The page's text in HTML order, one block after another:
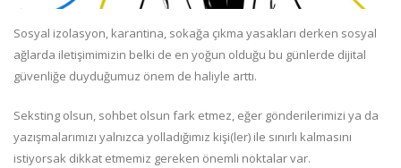
Sosyal izolasyon, karantina, sokağa çıkma yasakları derken sosyal
ağlarda iletişimimizin belki de en yoğun olduğu bu günlerde dijital
güvenliğe duyduğumuz önem de haliyle arttı.
Seksting olsun, sohbet olsun fark etmez, eğer gönderilerimizi ya da
yazışmalarımızı yalnızca yolladığımız kişi(ler) ile sınırlı kalmasını
istiyorsak dikkat etmemiz gereken önemli noktalar var.